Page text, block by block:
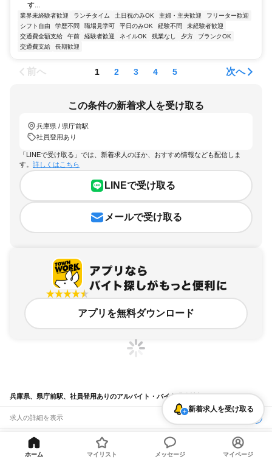
す...
業界未経験者歓迎 ランチタイム 土日祝のみOK 主婦・主夫歓迎
フリーター歓迎
シフト自由
学歴不問 職場見学可 平日のみOK 経験不問
未経験者歓迎
交通費全額支給
午前 経験者歓迎 ネイルOK 残業なし 夕方
ブランクOK
交通費支給
長期歓迎
前へ 1 2 3 4 5 次へ
この条件の新着求人を受け取る
兵庫県 / 県庁前駅
社員登用あり
「LINEで受け取る」では、新着求人のほか、おすすめ情報なども配信しま
す。 詳しくはこちら
LINEで受け取る
メールで受け取る
アプリを無料ダウンロード
兵庫県、県庁前駅、社員登用ありのアルバイト・バイト求人情報
求人の詳細を表示
条件を追加・変更して検索
市区町村を追加・変更
関連キーワード
新着求人を受け取る
ホーム マイリスト メッセージ マイページ